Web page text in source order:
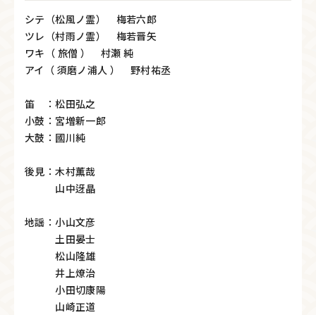
シテ（松風ノ霊） 梅若六郎
ツレ（村雨ノ霊） 梅若晋矢
ワキ（ 旅僧 ） 村瀬 純
アイ（ 須磨ノ浦人 ） 野村祐丞
笛 ：松田弘之
小鼓：宮増新一郎
大鼓：國川純
後見：木村薫哉
山中迓晶
地謡：小山文彦
土田晏士
松山隆雄
井上燎治
小田切康陽
山崎正道